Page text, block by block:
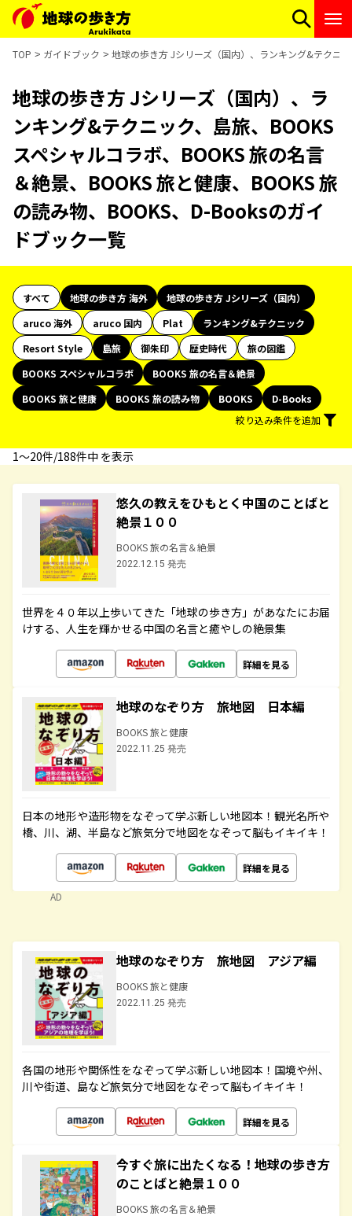
TOP ガイドブック 地球の歩き方 Jシリーズ（国内）、ランキング&テクニ
地球の歩き方 Jシリーズ（国内）、ラ
ンキング&テクニック、島旅、BOOKS
スペシャルコラボ、BOOKS 旅の名言
＆絶景、BOOKS 旅と健康、BOOKS 旅
の読み物、BOOKS、D-Booksのガイ
ドブック一覧
すべて 地球の歩き方 海外
地球の歩き方 Jシリーズ（国内）
aruco 海外
aruco 国内 Plat
ランキング&テクニック
Resort Style
島旅 御朱印 歴史時代
旅の図鑑
BOOKS スペシャルコラボ
BOOKS 旅の名言＆絶景
BOOKS 旅と健康
BOOKS 旅の読み物 BOOKS
D-Books
絞り込み条件を追加
1〜20件/188件中 を表示
悠久の教えをひもとく中国のことばと
絶景１００
BOOKS 旅の名言＆絶景
2022.12.15 発売
世界を４０年以上歩いてきた「地球の歩き方」があなたにお届
けする、人生を輝かせる中国の名言と癒やしの絶景集
詳細を見る
地球のなぞり方 旅地図 日本編
BOOKS 旅と健康
2022.11.25 発売
日本の地形や造形物をなぞって学ぶ新しい地図本！観光名所や
橋、川、湖、半島など旅気分で地図をなぞって脳もイキイキ！
詳細を見る
AD
地球のなぞり方 旅地図 アジア編
BOOKS 旅と健康
2022.11.25 発売
各国の地形や関係性をなぞって学ぶ新しい地図本！国境や州、
川や街道、島など旅気分で地図をなぞって脳もイキイキ！
詳細を見る
今すぐ旅に出たくなる！地球の歩き方
のことばと絶景１００
BOOKS 旅の名言＆絶景